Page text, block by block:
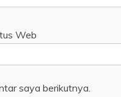
Web
saya berikutnya.